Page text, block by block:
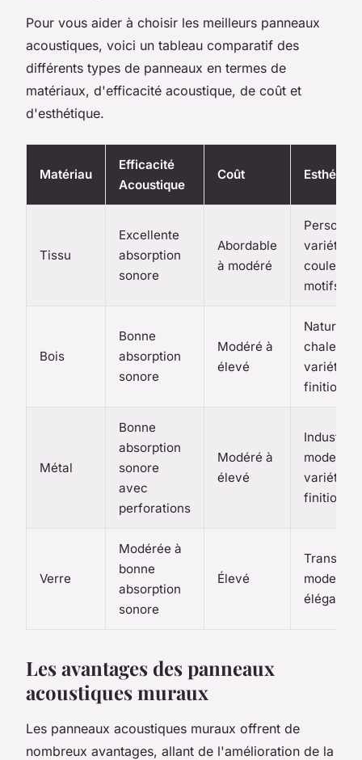
Pour vous aider à choisir les meilleurs panneaux
acoustiques, voici un tableau comparatif des
différents types de panneaux en termes de
matériaux, d'efficacité acoustique, de coût et
d'esthétique.
Matériau
Efficacité
Acoustique
Coût
Tissu
Excellente
absorption
sonore
Abordable
à modéré
variété de
couleurs
motifs
Bois
Bonne
absorption
sonore
Modéré à
élevé
Naturel,
variété de
finitions
Métal
Bonne
absorption
sonore
avec
perforations
Modéré à
élevé
Industriel,
moderne,
variété de
finitions
Verre
Modérée à
bonne
absorption
sonore
Élevé
moderne,
élégant
Les avantages des panneaux
acoustiques muraux
Les panneaux acoustiques muraux offrent de
nombreux avantages, allant de l'amélioration de la